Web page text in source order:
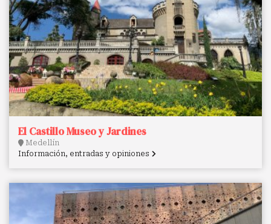
El Castillo Museo y Jardines
Medellín
Información, entradas y opiniones